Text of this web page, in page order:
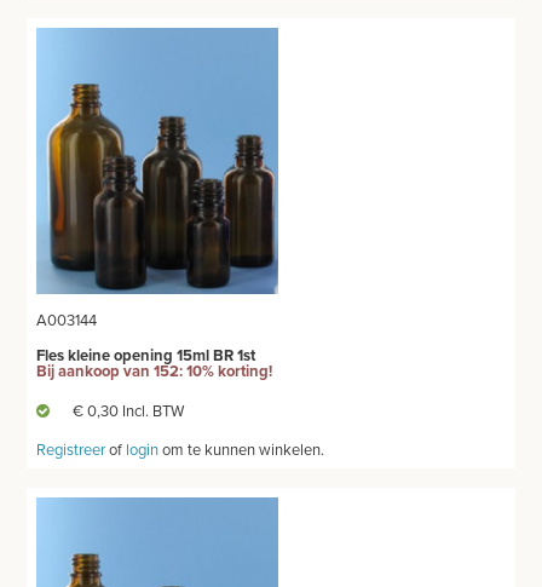
MEUBILAIR - INSTALLATIEMATERIAAL
INSTRUMENTEN - INOX GERIEF
TWEEDEHANDS - LIQUIDATIE
PRODUCT NIET GEVONDEN?
A003144
Fles kleine opening 15ml BR 1st
Bij aankoop van 152: 10% korting!
€ 0,30 Incl. BTW
Registreerof loginom te kunnen winkelen.